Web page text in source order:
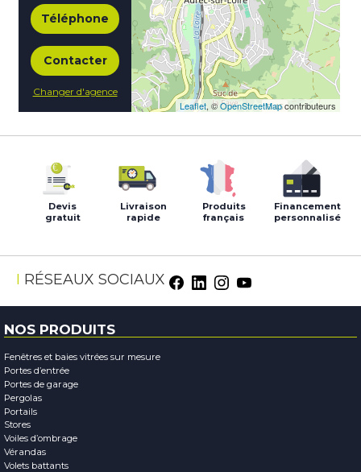
Téléphone
Contacter
Changer d'agence
Leaflet, ©OpenStreetMapcontributeurs
Devis
gratuit
Livraison
rapide
Produits
français
Financement
personnalisé
RÉSEAUX SOCIAUX
NOS PRODUITS
Fenêtres et baies vitrées sur mesure
Portes d’entrée
Portes de garage
Pergolas
Portails
Stores
Voiles d’ombrage
Vérandas
Volets battants